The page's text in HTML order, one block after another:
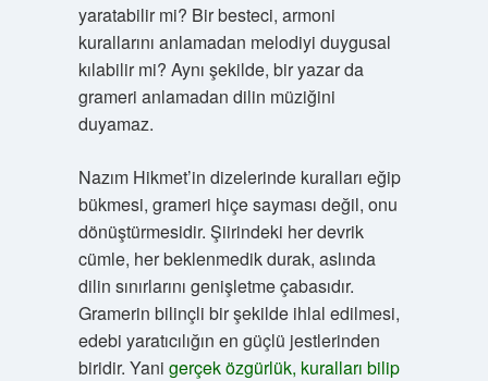
yaratabilir mi? Bir besteci, armoni
kurallarını anlamadan melodiyi duygusal
kılabilir mi? Aynı şekilde, bir yazar da
grameri anlamadan dilin müziğini
duyamaz.
Nazım Hikmet’in dizelerinde kuralları eğip
bükmesi, grameri hiçe sayması değil, onu
dönüştürmesidir. Şiirindeki her devrik
cümle, her beklenmedik durak, aslında
dilin sınırlarını genişletme çabasıdır.
Gramerin bilinçli bir şekilde ihlal edilmesi,
edebi yaratıcılığın en güçlü jestlerinden
biridir. Yani gerçek özgürlük, kuralları bilip